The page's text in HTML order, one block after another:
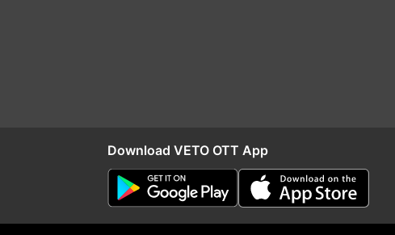
Download VETO OTT App